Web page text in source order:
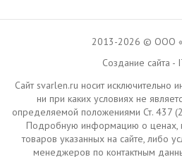
2013-2026 © ООО
Создание сайта -
Сайт svarlen.ru носит исключительно
ни при каких условиях не
определяемой положениями Ст. 437
Подробную информацию о ценах,
товаров указанных на сайте, либо
менеджеров по контактным